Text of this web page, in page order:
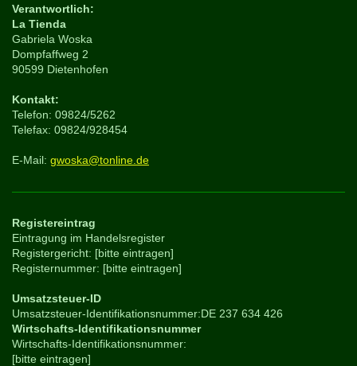
Verantwortlich:
La Tienda
Gabriela Woska
Dompfaffweg 2
90599 Dietenhofen
Kontakt:
Telefon: 09824/5262
Telefax: 09824/928454
E-Mail: gwoska@tonline.de
Registereintrag
Eintragung im Handelsregister
Registergericht: [bitte eintragen]
Registernummer: [bitte eintragen]
Umsatzsteuer-ID
Umsatzsteuer-Identifikationsnummer:DE 237 634 426
Wirtschafts-Identifikationsnummer
Wirtschafts-Identifikationsnummer:
[bitte eintragen]